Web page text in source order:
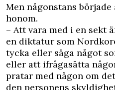
Men någonstans
honom.
– Att vara med i en sekt
en diktatur som
tycka eller säga något
eller att ifrågasätta
pratar med någon om
den personens